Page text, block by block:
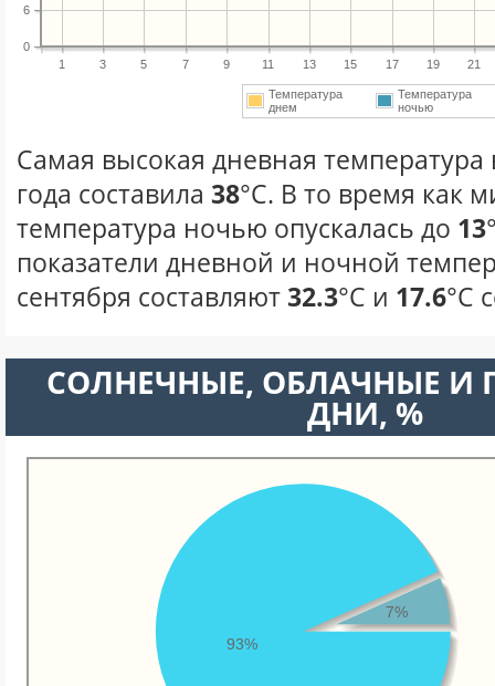
1 3 5 7 9 11 13 15 17 19 21
0
6
Температура
днем
Температура
ночью
Самая высокая дневная температура
года составила 38°С. В то время как
температура ночью опускалась до 13
показатели дневной и ночной
сентября составляют32.3°С и 17.6°С
CОЛНЕЧНЫЕ, ОБЛАЧНЫЕ И
ДНИ, %
93%
7%